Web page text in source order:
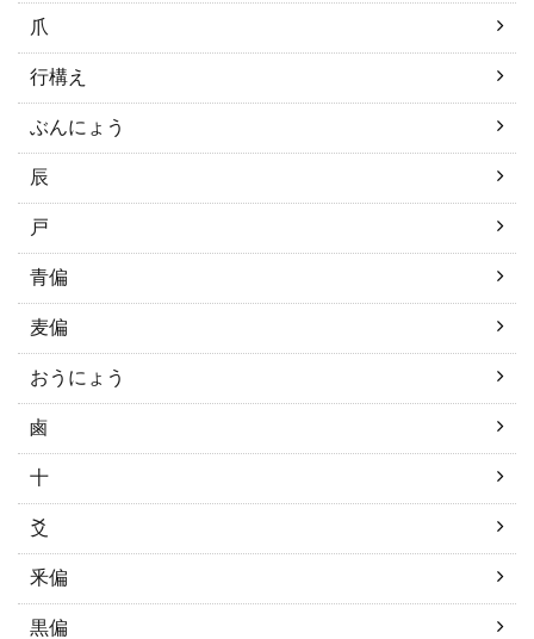
爪
行構え
ぶんにょう
辰
戸
青偏
麦偏
おうにょう
鹵
十
爻
釆偏
黒偏